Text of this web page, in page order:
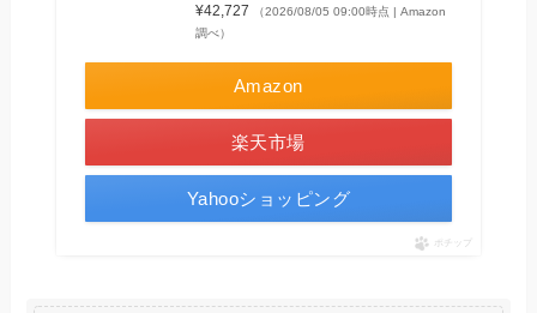
¥42,727
（2026/08/05 09:00時点 | Amazon
調べ）
Amazon
楽天市場
Yahooショッピング
ポチップ